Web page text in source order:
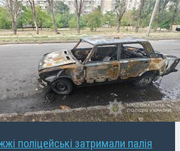
поліцейські затримали палія